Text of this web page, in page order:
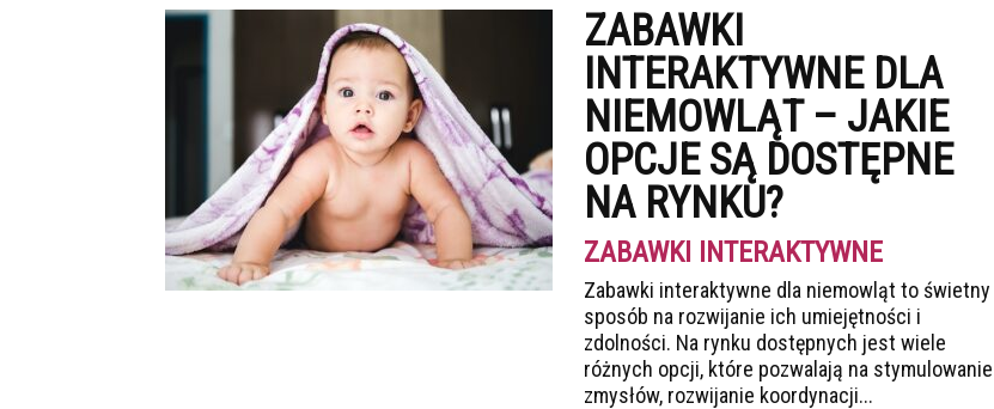
ZABAWKI
INTERAKTYWNE DLA
NIEMOWLĄT – JAKIE
OPCJE SĄ DOSTĘPNE
NA RYNKU?
ZABAWKI INTERAKTYWNE
Zabawki interaktywne dla niemowląt to świetny
sposób na rozwijanie ich umiejętności i
zdolności. Na rynku dostępnych jest wiele
różnych opcji, które pozwalają na stymulowanie
zmysłów, rozwijanie koordynacji...